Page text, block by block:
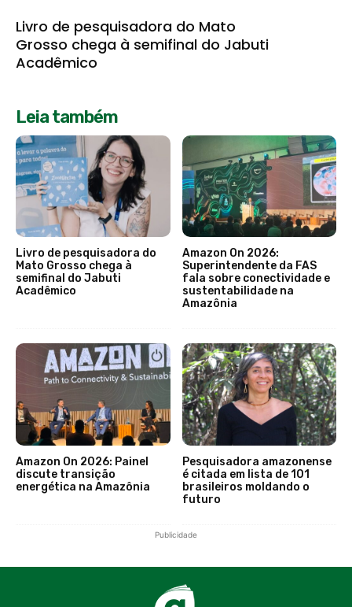
Livro de pesquisadora do Mato
Grosso chega à semifinal do Jabuti
Acadêmico
Leia também
Livro de pesquisadora do
Mato Grosso chega à
semifinal do Jabuti
Acadêmico
Amazon On 2026:
Superintendente da FAS
fala sobre conectividade e
sustentabilidade na
Amazônia
Amazon On 2026: Painel
discute transição
energética na Amazônia
Pesquisadora amazonense
é citada em lista de 101
brasileiros moldando o
futuro
Publicidade